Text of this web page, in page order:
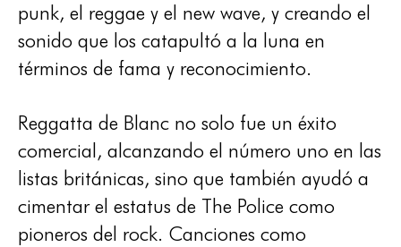
punk, el reggae y el new wave, y creando el
sonido que los catapultó a la luna en
términos de fama y reconocimiento.
Reggatta de Blanc no solo fue un éxito
comercial, alcanzando el número uno en las
listas británicas, sino que también ayudó a
cimentar el estatus de The Police como
pioneros del rock. Canciones como